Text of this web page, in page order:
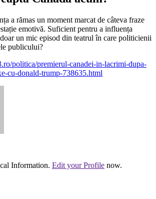
a rămas un moment marcat de câteva fraze
emotivă. Suficient pentru a influența
un mic episod din teatrul în care politicienii
publicului?
politica/premierul-canadei-in-lacrimi-dupa-
cu-donald-trump-738635.html
Information. Edit your Profile now.